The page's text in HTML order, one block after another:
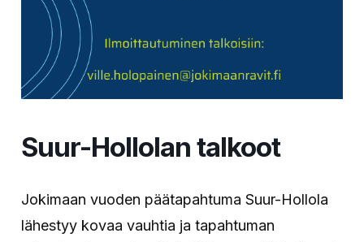
Suur-Hollolan talkoot
Jokimaan vuoden päätapahtuma Suur-Hollola
lähestyy kovaa vauhtia ja tapahtuman